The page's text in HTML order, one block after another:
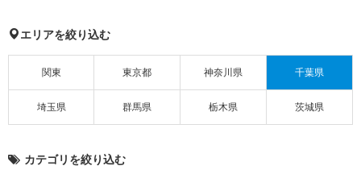
エリアを絞り込む
関東 東京都 神奈川県 千葉県
埼玉県 群馬県 栃木県 茨城県
カテゴリを絞り込む